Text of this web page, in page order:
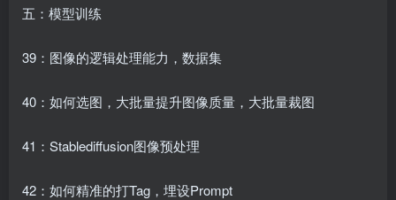
五：模型训练
39：图像的逻辑处理能力，数据集
40：如何选图，大批量提升图像质量，大批量裁图
41：Stablediffusion图像预处理
42：如何精准的打Tag，埋设Prompt